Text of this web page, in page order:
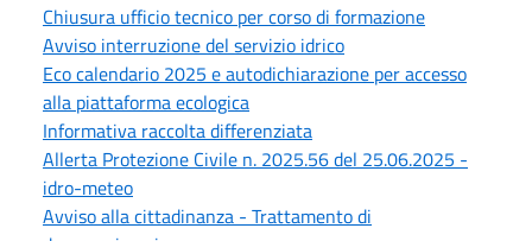
Chiusura ufficio tecnico per corso di formazione
Avviso interruzione del servizio idrico
Eco calendario 2025 e autodichiarazione per accesso
alla piattaforma ecologica
Informativa raccolta differenziata
Allerta Protezione Civile n. 2025.56 del 25.06.2025 -
idro-meteo
Avviso alla cittadinanza - Trattamento di